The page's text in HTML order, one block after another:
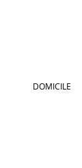
DOMICILE